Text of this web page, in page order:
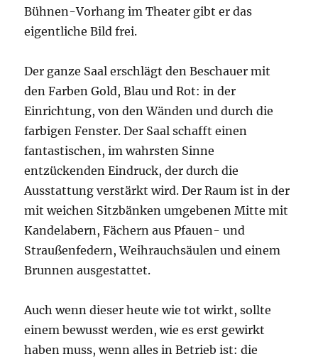
Bühnen-Vorhang im Theater gibt er das
eigentliche Bild frei.
Der ganze Saal erschlägt den Beschauer mit
den Farben Gold, Blau und Rot: in der
Einrichtung, von den Wänden und durch die
farbigen Fenster. Der Saal schafft einen
fantastischen, im wahrsten Sinne
entzückenden Eindruck, der durch die
Ausstattung verstärkt wird. Der Raum ist in der
mit weichen Sitzbänken umgebenen Mitte mit
Kandelabern, Fächern aus Pfauen- und
Straußenfedern, Weihrauchsäulen und einem
Brunnen ausgestattet.
Auch wenn dieser heute wie tot wirkt, sollte
einem bewusst werden, wie es erst gewirkt
haben muss, wenn alles in Betrieb ist: die